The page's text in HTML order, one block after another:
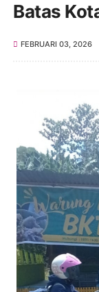
Batas
FEBRUARI 03, 2026